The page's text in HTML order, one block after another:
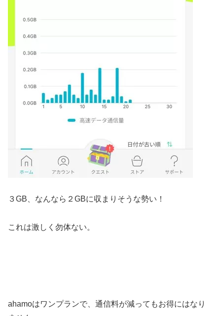
３GB、なんなら２GBに収まりそうな勢い！
これは激しく勿体ない。
ahamoはワンプランで、通信料が減ってもお得にはなり